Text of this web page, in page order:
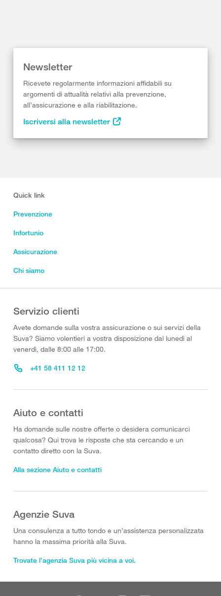
Newsletter
Ricevete regolarmente informazioni affidabili su
argomenti di attualità relativi alla prevenzione,
all’assicurazione e alla riabilitazione.
Iscriversi alla newsletter
Quick link
Prevenzione
Infortunio
Assicurazione
Chi siamo
Servizio clienti
Avete domande sulla vostra assicurazione o sui servizi della
Suva? Siamo volentieri a vostra disposizione dal lunedì al
venerdì, dalle 8:00 alle 17:00.
+41 58 411 12 12
Aiuto e contatti
Ha domande sulle nostre offerte o desidera comunicarci
qualcosa? Qui trova le risposte che sta cercando e un
contatto diretto con la Suva.
Alla sezione Aiuto e contatti
Agenzie Suva
Una consulenza a tutto tondo e un’assistenza personalizzata
hanno la massima priorità alla Suva.
Trovate l’agenzia Suva più vicina a voi.